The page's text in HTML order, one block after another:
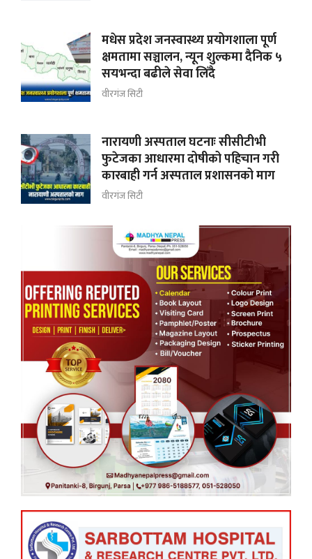
मधेस प्रदेश जनस्वास्थ्य प्रयोगशाला पूर्ण
क्षमतामा सञ्चालन, न्यून शुल्कमा दैनिक ५
सयभन्दा बढीले सेवा लिँदै
वीरगंज सिटी
नारायणी अस्पताल घटनाः सीसीटीभी
फुटेजका आधारमा दोषीको पहिचान गरी
कारबाही गर्न अस्पताल प्रशासनको माग
वीरगंज सिटी